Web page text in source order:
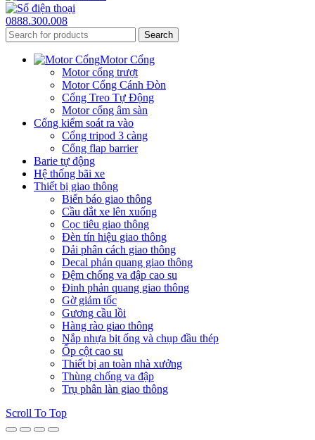
0888.300.008
Search
Motor Cổng
Motor cổng trượt
Motor Cổng Cánh Đòn
Cổng Treo Tự Động
Motor cổng âm sàn
Cổng kiểm soát ra vào
Cổng tripod 3 càng
Cổng flap barrier
Barie tự động
Hệ thống bãi xe
Thiết bị giao thông
Biển báo giao thông
Cầu dắt xe lên xuống
Cọc tiêu giao thông
Đèn tín hiệu giao thông
Dải phân cách giao thông
Decal phản quang giao thông
Đệm chống va đập cao su
Đinh phản quang giao thông
Gờ giảm tốc
Gương cầu lồi
Hàng rào giao thông
Nắp nhựa bịt ống và chụp đầu thép
Ốp cột cao su
Thiết bị an toàn nhà xưởng
Thùng chống va đập
Trụ phân làn giao thông
Scroll To Top